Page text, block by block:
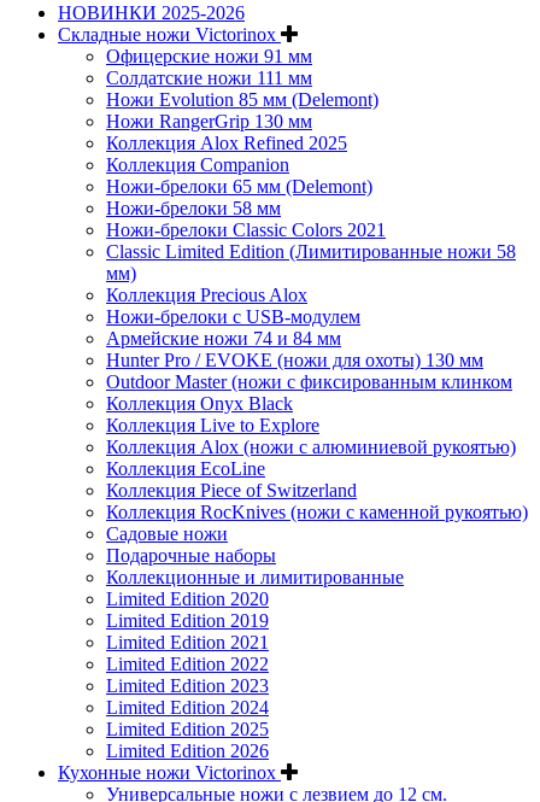
НОВИНКИ 2025-2026
Складные ножи Victorinox
Офицерские ножи 91 мм
Солдатские ножи 111 мм
Ножи Evolution 85 мм (Delemont)
Ножи RangerGrip 130 мм
Коллекция Alox Refined 2025
Коллекция Companion
Ножи-брелоки 65 мм (Delemont)
Ножи-брелоки 58 мм
Ножи-брелоки Classic Colors 2021
Classic Limited Edition (Лимитированные ножи 58
мм)
Коллекция Precious Alox
Ножи-брелоки с USB-модулем
Армейские ножи 74 и 84 мм
Hunter Pro / EVOKE (ножи для охоты) 130 мм
Outdoor Master (ножи с фиксированным клинком
Коллекция Onyx Black
Коллекция Live to Explore
Коллекция Alox (ножи с алюминиевой рукоятью)
Коллекция EcoLine
Коллекция Piece of Switzerland
Коллекция RocKnives (ножи с каменной рукоятью)
Садовые ножи
Подарочные наборы
Коллекционные и лимитированные
Limited Edition 2020
Limited Edition 2019
Limited Edition 2021
Limited Edition 2022
Limited Edition 2023
Limited Edition 2024
Limited Edition 2025
Limited Edition 2026
Кухонные ножи Victorinox
Универсальные ножи с лезвием до 12 см.